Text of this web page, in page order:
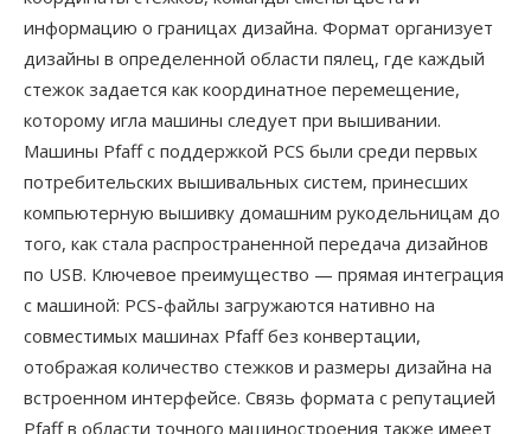
информацию о границах дизайна. Формат организует
дизайны в определенной области пялец, где каждый
стежок задается как координатное перемещение,
которому игла машины следует при вышивании.
Машины Pfaff с поддержкой PCS были среди первых
потребительских вышивальных систем, принесших
компьютерную вышивку домашним рукодельницам до
того, как стала распространенной передача дизайнов
по USB. Ключевое преимущество — прямая интеграция
с машиной: PCS-файлы загружаются нативно на
совместимых машинах Pfaff без конвертации,
отображая количество стежков и размеры дизайна на
встроенном интерфейсе. Связь формата с репутацией
Pfaff в области точного машиностроения также имеет